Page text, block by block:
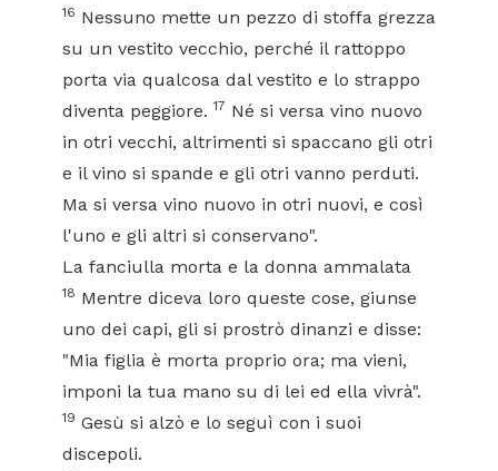
16 Nessuno mette un pezzo di stoffa grezza
su un vestito vecchio, perché il rattoppo
porta via qualcosa dal vestito e lo strappo
diventa peggiore.17 Né si versa vino nuovo
in otri vecchi, altrimenti si spaccano gli otri
e il vino si spande e gli otri vanno perduti.
Ma si versa vino nuovo in otri nuovi, e così
l'uno e gli altri si conservano".
La fanciulla morta e la donna ammalata
18 Mentre diceva loro queste cose, giunse
uno dei capi, gli si prostrò dinanzi e disse:
"Mia figlia è morta proprio ora; ma vieni,
imponi la tua mano su di lei ed ella vivrà".
19 Gesù si alzò e lo seguì con i suoi
discepoli.